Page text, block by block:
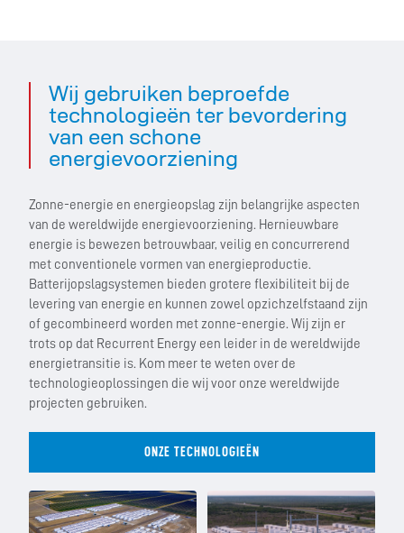
Wij gebruiken beproefde
technologieën ter bevordering
van een schone
energievoorziening
Zonne-energie en energieopslag zijn belangrijke aspecten
van de wereldwijde energievoorziening. Hernieuwbare
energie is bewezen betrouwbaar, veilig en concurrerend
met conventionele vormen van energieproductie.
Batterijopslagsystemen bieden grotere flexibiliteit bij de
levering van energie en kunnen zowel opzichzelfstaand zijn
of gecombineerd worden met zonne-energie. Wij zijn er
trots op dat Recurrent Energy een leider in de wereldwijde
energietransitie is. Kom meer te weten over de
technologieoplossingen die wij voor onze wereldwijde
projecten gebruiken.
ONZE TECHNOLOGIEËN